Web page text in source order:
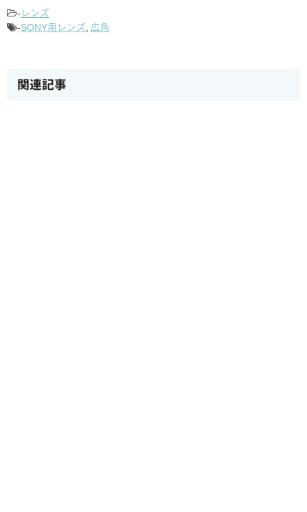
- レンズ
-SONY用レンズ, 広角
関連記事